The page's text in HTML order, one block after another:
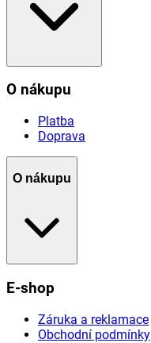
O nákupu
Platba
Doprava
O nákupu
E-shop
Záruka a reklamace
Obchodní podmínky